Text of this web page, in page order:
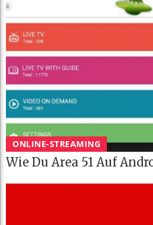
ONLINE-STREAMING
Wie Du Area 51 Auf